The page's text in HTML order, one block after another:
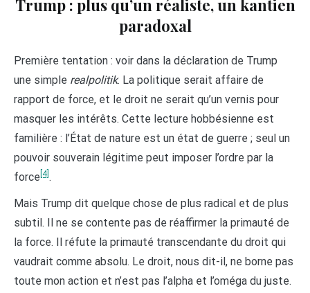
Trump : plus qu’un réaliste, un kantien
paradoxal
Première tentation : voir dans la déclaration de Trump
une simple realpolitik. La politique serait affaire de
rapport de force, et le droit ne serait qu’un vernis pour
masquer les intérêts. Cette lecture hobbésienne est
familière : l’État de nature est un état de guerre ; seul un
pouvoir souverain légitime peut imposer l’ordre par la
force [4].
Mais Trump dit quelque chose de plus radical et de plus
subtil. Il ne se contente pas de réaffirmer la primauté de
la force. Il réfute la primauté transcendante du droit qui
vaudrait comme absolu. Le droit, nous dit-il, ne borne pas
toute mon action et n’est pas l’alpha et l’oméga du juste.